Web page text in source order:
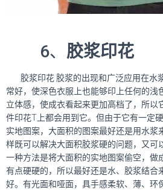
6、 胶浆印花
胶浆印花 胶浆的出现和广泛应用在水
常好，使深色衣服上也能够印上任何的浅
立体感，使成衣看起来更加高档了，所以
件印花T上都会用到它。但由于它有一定
实地图案，大面积的图案最好还是用水浆
样既可以解决大面积胶浆硬的问题，又可
一种方法是将大面积的实地图案偷空，做
有点硬硬的，所以最好还是水、胶浆结合
好。有光面和哑面，具手感柔软、薄、环